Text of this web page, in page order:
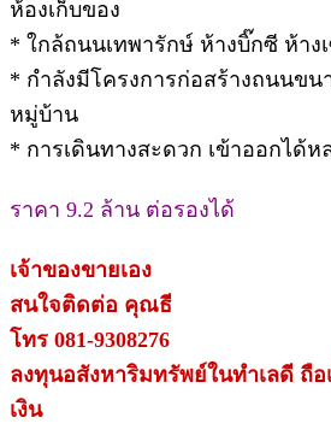
ห้องเก็บของ
* ใกล้ถนนเทพารักษ์ ห้างบิ๊กซี ห้าง
* กำลังมีโครงการก่อสร้างถนนข
หมู่บ้าน
* การเดินทางสะดวก เข้าออกได้ห
ราคา 9.2 ล้าน ต่อรองได้
เจ้าของขายเอง
สนใจติดต่อ คุณธี
โทร 081-9308276
ลงทุนอสังหาริมทรัพย์ในทำเลดี ถื
เงิน